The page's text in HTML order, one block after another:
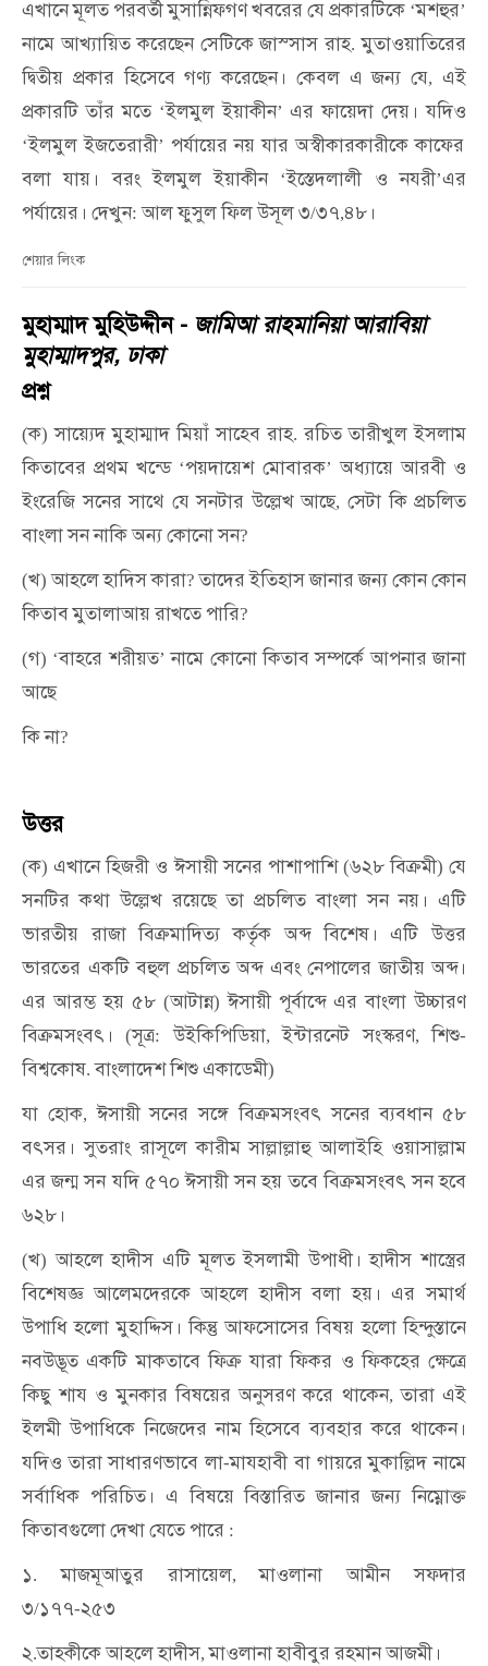
এখানেমূলতপরবর্তীমুসান্নিফগণখবরেরযেপ্রকারটিকে ‘মশহুর’
নামে আখ্যায়িত করেছেন সেটিকে জাস্সাস রাহ.মুতাওয়াতিরের
দ্বিতীয় প্রকার হিসেবে গণ্য করেছেন। কেবল এ জন্য যে,এই
প্রকারটি তাঁর মতে‘ইলমুল ইয়াকীন’এর ফায়েদা দেয়। যদিও
‘ইলমুল ইজতেরারী’ পর্যায়ের নয় যার অস্বীকারকারীকে কাফের
বলা যায়। বরং ইলমুল ইয়াকীন‘ইস্তেদলালী ও নযরী’এর
পর্যায়ের। দেখুন:আলফুসুলফিলউসূল৩/৩৭,৪৮।
শেয়ার লিংক
মুহাম্মাদ মুহিউদ্দীন - জামিআ রাহমানিয়া আরাবিয়া
মুহাম্মাদপুর, ঢাকা
প্রশ্ন
(ক)সায়্যেদ মুহাম্মাদ মিয়াঁ সাহেব রাহ.রচিত তারীখুল ইসলাম
কিতাবের প্রথম খন্ডে‘পয়দায়েশ মোবারক’অধ্যায়ে আরবী ও
ইংরেজি সনের সাথে যে সনটার উল্লেখ আছে, সেটা কি প্রচলিত
বাংলাসননাকিঅন্যকোনোসন?
(খ)আহলেহাদিসকারা?তাদেরইতিহাসজানারজন্যকোনকোন
কিতাবমুতালাআয়রাখতেপারি?
(গ) ‘বাহরে শরীয়ত’নামে কোনো কিতাব সম্পর্কে আপনার জানা
আছে
কিনা?
উত্তর
(ক)এখানে হিজরী ও ঈসায়ী সনের পাশাপাশি(৬২৮ বিক্রমী)যে
সনটির কথা উল্লেখ রয়েছে তা প্রচলিত বাংলা সন নয়। এটি
ভারতীয় রাজা বিক্রমাদিত্য কর্তৃক অব্দ বিশেষ। এটি উত্তর
ভারতের একটি বহুল প্রচলিত অব্দ এবং নেপালের জাতীয় অব্দ।
এর আরম্ভ হয় ৫৮ (আটান্ন)ঈসায়ী পূর্বাব্দে এর বাংলা উচ্চারণ
বিক্রমসংবৎ।
(সূত্র:উইকিপিডিয়া,ইন্টারনেট সংস্করণ,শিশু-
বিশ্বকোষ.বাংলাদেশশিশুএকাডেমী)
যা হোক,ঈসায়ী সনের সঙ্গে বিক্রমসংবৎ সনের ব্যবধান ৫৮
বৎসর। সুতরাং রাসূলে কারীম সাল্লাল্লাহু আলাইহি ওয়াসাল্লাম
এর জন্ম সন যদি ৫৭০ ঈসায়ী সন হয় তবে বিক্রমসংবৎ সন হবে
৬২৮।
(খ)আহলে হাদীস এটি মূলত ইসলামী উপাধী। হাদীস শাস্ত্রের
বিশেষজ্ঞ আলেমদেরকে আহলে হাদীস বলা হয়। এর সমার্থ
উপাধি হলো মুহাদ্দিস। কিন্তু আফসোসের বিষয় হলো হিন্দুস্তানে
নবউদ্ভূত একটি মাকতাবে ফিক্র যারা ফিকর ও ফিকহের ক্ষেত্রে
কিছু শায ও মুনকার বিষয়ের অনুসরণ করে থাকেন,তারা এই
ইলমী উপাধিকে নিজেদের নাম হিসেবে ব্যবহার করে থাকেন।
যদিও তারা সাধারণভাবে লা-মাযহাবী বা গায়রে মুকাল্লিদ নামে
সর্বাধিক পরিচিত। এ বিষয়ে বিস্তারিত জানার জন্য নিম্নোক্ত
কিতাবগুলোদেখাযেতেপারে :
১.মাজমূআতুর রাসায়েল,মাওলানা আমীন
সফদার
৩/১৭৭-২৫৩
২.তাহকীকেআহলেহাদীস,মাওলানাহাবীবুররহমানআজমী।